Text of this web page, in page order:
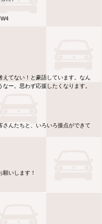
てない！と豪語しています。なん
ー。思わず応援したくなります。
さんたちと、いろいろ接点ができて
いします！